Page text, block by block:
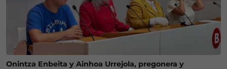
Onintza Enbeita y Ainhoa Urrejola, pregonera y